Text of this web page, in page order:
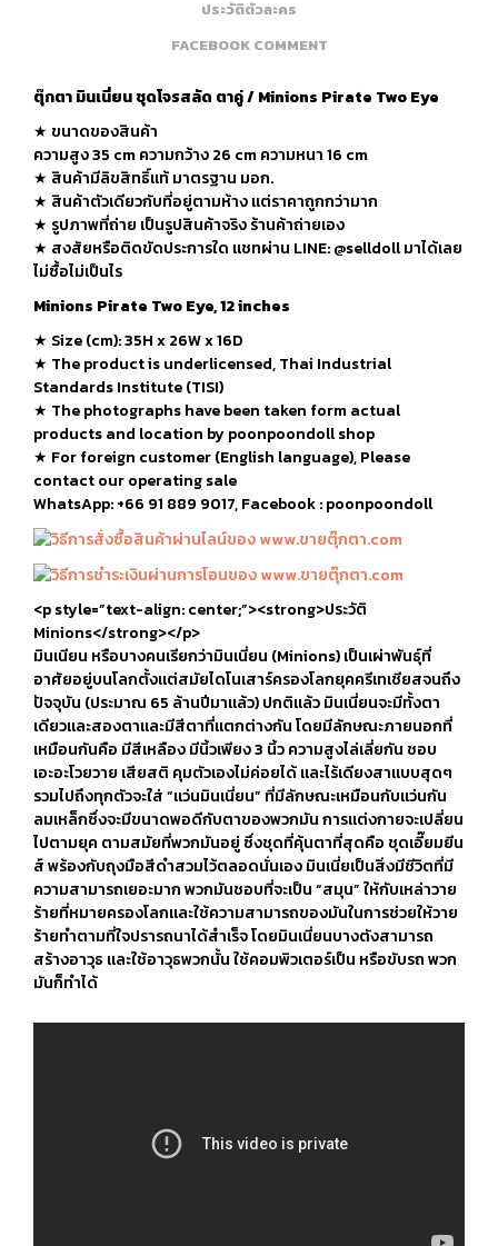
ประวัติตัวละคร
FACEBOOK COMMENT
ตุ๊กตา มินเนี่ยน ชุดโจรสลัด ตาคู่ / Minions Pirate Two Eye
★ ขนาดของสินค้า
ความสูง 35 cm ความกว้าง 26 cm ความหนา 16 cm
★ สินค้ามีลิขสิทธิ์แท้ มาตรฐาน มอก.
★ สินค้าตัวเดียวกับที่อยู่ตามห้าง แต่ราคาถูกกว่ามาก
★ รูปภาพที่ถ่าย เป็นรูปสินค้าจริง ร้านค้าถ่ายเอง
★ สงสัยหรือติดขัดประการใด แชทผ่าน LINE: @selldoll มาได้เลย
ไม่ซื้อไม่เป็นไร
Minions Pirate Two Eye, 12 inches
★ Size (cm): 35H x 26W x 16D
★ The product is underlicensed, Thai Industrial
Standards Institute (TISI)
★ The photographs have been taken form actual
products and location by poonpoondoll shop
★ For foreign customer (English language), Please
contact our operating sale
WhatsApp: +66 91 889 9017, Facebook : poonpoondoll
<p style=”text-align: center;”><strong>ประวัติ
Minions</strong></p>
มินเนียน หรือบางคนเรียกว่ามินเนี่ยน (Minions) เป็นเผ่าพันธุ์ที่
อาศัยอยู่บนโลกตั้งแต่สมัยไดโนเสาร์ครองโลกยุคครีเทเชียสจนถึง
ปัจจุบัน (ประมาณ 65 ล้านปีมาแล้ว) ปกติแล้ว มินเนี่ยนจะมีทั้งตา
เดียวและสองตาและมีสีตาที่แตกต่างกัน โดยมีลักษณะภายนอกที่
เหมือนกันคือ มีสีเหลือง มีนิ้วเพียง 3 นิ้ว ความสูงไล่เลี่ยกัน ชอบ
เอะอะโวยวาย เสียสติ คุมตัวเองไม่ค่อยได้ และไร้เดียงสาแบบสุดๆ
รวมไปถึงทุกตัวจะใส่ “แว่นมินเนี่ยน” ที่มีลักษณะเหมือนกับแว่นกัน
ลมเหล็กซึ่งจะมีขนาดพอดีกับตาของพวกมัน การแต่งกายจะเปลี่ยน
ไปตามยุค ตามสมัยที่พวกมันอยู่ ซึ่งชุดที่คุ้นตาที่สุดคือ ชุดเอี๊ยมยีน
ส์ พร้องกับถุงมือสีดำสวมไว้ตลอดนั่นเอง มินเนี่ยเป็นสิ่งมีชีวิตที่มี
ความสามารถเยอะมาก พวกมันชอบที่จะเป็น “สมุน” ให้กับเหล่าวาย
ร้ายที่หมายครองโลกและใช้ความสามารถของมันในการช่วยให้วาย
ร้ายทำตามที่ใจปรารถนาได้สำเร็จ โดยมินเนี่ยนบางตังสามารถ
สร้างอาวุธ และใช้อาวุธพวกนั้น ใช้คอมพิวเตอร์เป็น หรือขับรถ พวก
มันก็ทำได้